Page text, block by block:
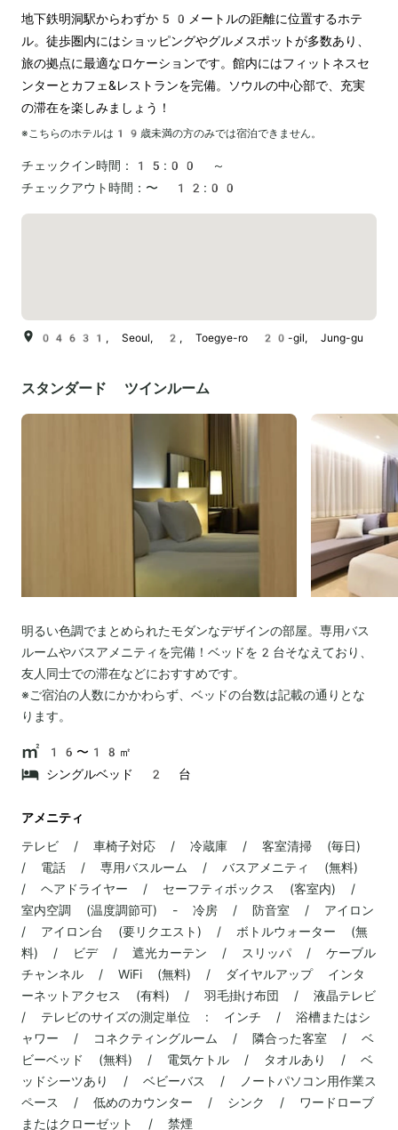
地下鉄明洞駅からわずか50メートルの距離に位置するホテ
ル。徒歩圏内にはショッピングやグルメスポットが多数あり、
旅の拠点に最適なロケーションです。館内にはフィットネスセ
ンターとカフェ&レストランを完備。ソウルの中心部で、充実
の滞在を楽しみましょう！
※こちらのホテルは 19 歳未満の方のみでは宿泊できません。
チェックイン時間：
15:00 ～
チェックアウト時間： 〜 12:00
04631, Seoul, 2, Toegye-ro 20-gil, Jung-gu
スタンダード ツインルーム
明るい色調でまとめられたモダンなデザインの部屋。専用バス
ルームやバスアメニティを完備！ベッドを2台そなえており、
友人同士での滞在などにおすすめです。
※ご宿泊の人数にかかわらず、ベッドの台数は記載の通りとな
ります。
16〜18㎡
シングルベッド 2 台
アメニティ
テレビ / 車椅子対応 / 冷蔵庫 / 客室清掃 (毎日)
/ 電話 / 専用バスルーム / バスアメニティ (無料)
/ ヘアドライヤー / セーフティボックス (客室内) /
室内空調 (温度調節可) - 冷房 / 防音室 / アイロン
/ アイロン台 (要リクエスト) / ボトルウォーター (無
料) / ビデ / 遮光カーテン / スリッパ / ケーブル
チャンネル / WiFi (無料) / ダイヤルアップ インタ
ーネットアクセス (有料) / 羽毛掛け布団 / 液晶テレビ
/ テレビのサイズの測定単位 : インチ / 浴槽またはシ
ャワー / コネクティングルーム / 隣合った客室 / ベ
ビーベッド (無料) / 電気ケトル / タオルあり / ベ
ッドシーツあり / ベビーバス / ノートパソコン用作業ス
ペース / 低めのカウンター / シンク / ワードローブ
またはクローゼット / 禁煙